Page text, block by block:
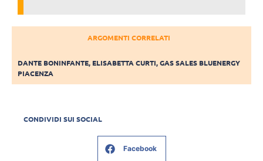
ARGOMENTI CORRELATI
DANTE BONINFANTE, ELISABETTA CURTI,GAS SALES BLUENERGY
PIACENZA
CONDIVIDI SUI SOCIAL
Facebook